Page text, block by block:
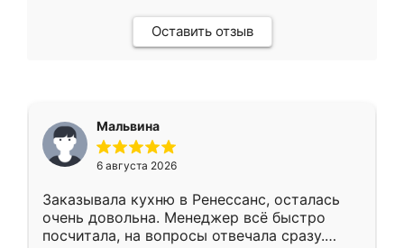
Оставить отзыв
Мальвина
6 августа 2026
Заказывала кухню в Ренессанс, осталась
очень довольна. Менеджер всё быстро
посчитала, на вопросы отвечала сразу.